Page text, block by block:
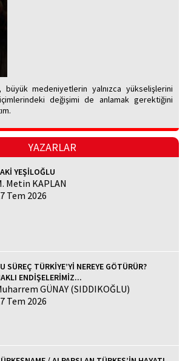
büyük medeniyetlerin yalnızca yükselişlerini
değişimi de anlamak gerektiğini
YAZARLAR
YEŞİLOĞLU
Metin KAPLAN
Tem 2026
SÜREÇ TÜRKİYE’Yİ NEREYE GÖTÜRÜR?
ENDİŞELERİMİZ...
GÜNAY (SIDDIKOĞLU)
Tem 2026